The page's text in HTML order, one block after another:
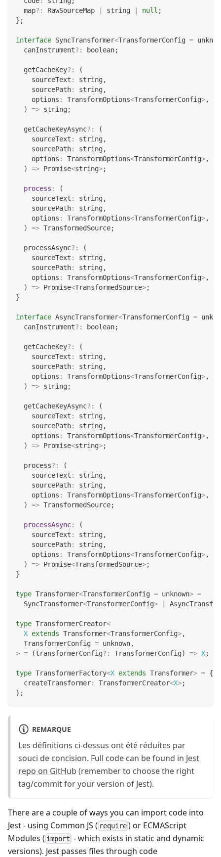
  map
? : RawSourceMap string null ;
} ;
interface SyncTransformer<TransformerConfig =
  canInstrument
? : boolean;
  getCacheKey
? :
(
    sourceText
: string,
    sourcePath
: string,
    options
: TransformOptions<TransformerConfig>,
)
=> string;
  getCacheKeyAsync
? :
(
    sourceText
: string,
    sourcePath
: string,
    options
: TransformOptions<TransformerConfig>,
)
=> Promise<string>;
process :
(
    sourceText
: string,
    sourcePath
: string,
    options
: TransformOptions<TransformerConfig>,
)
=> TransformedSource;
  processAsync
? :
(
    sourceText
: string,
    sourcePath
: string,
    options
: TransformOptions<TransformerConfig>,
)
=> Promise<TransformedSource>;
}
interface AsyncTransformer<TransformerConfig =
  canInstrument
? : boolean;
  getCacheKey
? :
(
    sourceText
: string,
    sourcePath
: string,
    options
: TransformOptions<TransformerConfig>,
)
=> string;
  getCacheKeyAsync
? :
(
    sourceText
: string,
    sourcePath
: string,
    options
: TransformOptions<TransformerConfig>,
)
=> Promise<string>;
  process
? :
(
    sourceText
: string,
    sourcePath
: string,
    options
: TransformOptions<TransformerConfig>,
)
=> TransformedSource;
processAsync:
(
    sourceText
: string,
    sourcePath
: string,
    options
: TransformOptions<TransformerConfig>,
)
=> Promise<TransformedSource>;
}
type Transformer<TransformerConfig = unknown> =
  SyncTransformer
<TransformerConfig>
type TransformerCreator<
X extends Transformer<TransformerConfig>,
  TransformerConfig
= unknown,
> = (transformerConfig? : TransformerConfig) => X;
type TransformerFactory<X extends Transformer> = {
  createTransformer
: TransformerCreator<X>;
} ;
REMARQUE
Les définitions ci-dessus ont été réduites par
souci de concision. Full code can be found in Jest
repo on GitHub (remember to choose the right
tag/commit for your version of Jest).
There are a couple of ways you can import code into
Jest - using Common JS ( require ) or ECMAScript
Modules ( import - which exists in static and dynamic
versions). Jest passes files through code